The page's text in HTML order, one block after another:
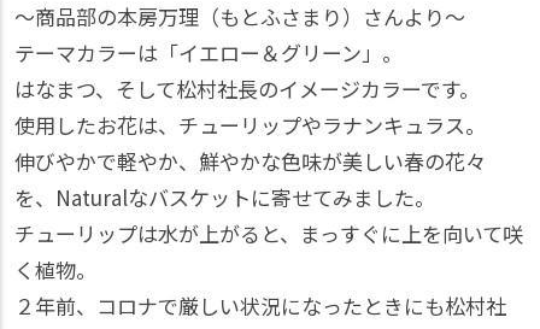
～商品部の本房万理（もとふさまり）さんより～
テーマカラーは「イエロー＆グリーン」。
はなまつ、そして松村社長のイメージカラーです。
使用したお花は、チューリップやラナンキュラス。
伸びやかで軽やか、鮮やかな色味が美しい春の花々
を、Naturalなバスケットに寄せてみました。
チューリップは水が上がると、まっすぐに上を向いて咲
く植物。
２年前、コロナで厳しい状況になったときにも松村社